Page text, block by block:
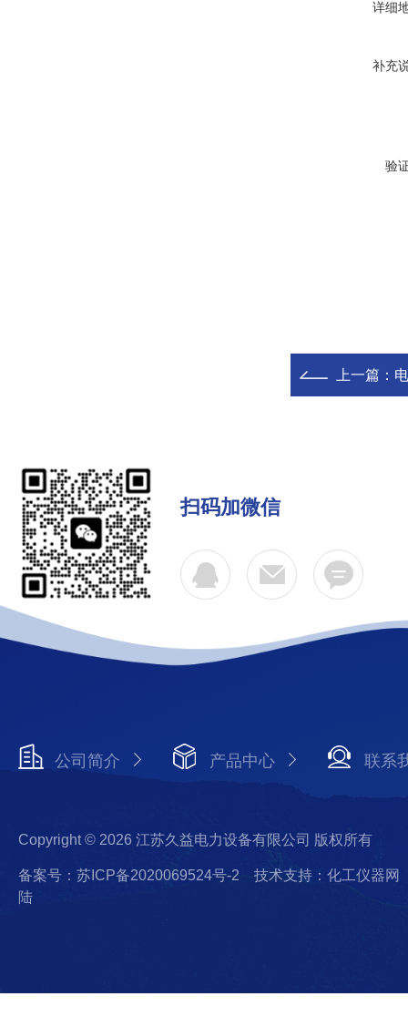
详细
补充
验
上一篇：
扫码加微信
公司简介 产品中心 联系
Copyright © 2026 江苏久益电力设备有限公司 版权所有
备案号：苏ICP备2020069524号-2
技术支持：化工仪器网
陆